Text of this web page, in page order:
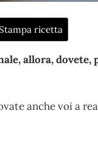
ricetta
allora, dovete,
anche voi a